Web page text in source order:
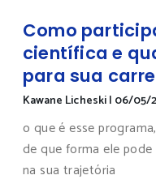
Como
científica e
para sua
Kawane Licheski| 06/05/
o que é esse
de que forma ele
na sua trajetória